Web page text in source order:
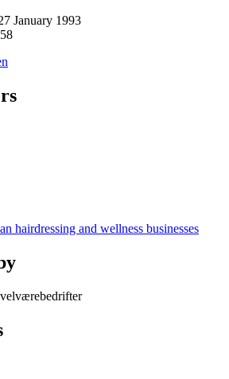
January 1993
hairdressing and wellness businesses